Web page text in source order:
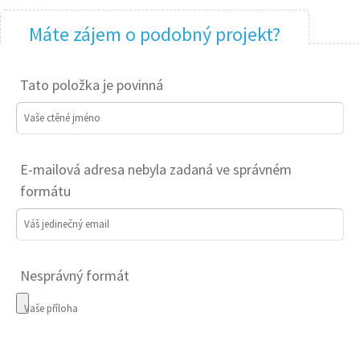
Máte zájem o podobný projekt?
Tato položka je povinná
Vaše ctěné jméno
E-mailová adresa nebyla zadaná ve správném
formátu
Váš jedinečný email
Nesprávný formát
Vaše příloha